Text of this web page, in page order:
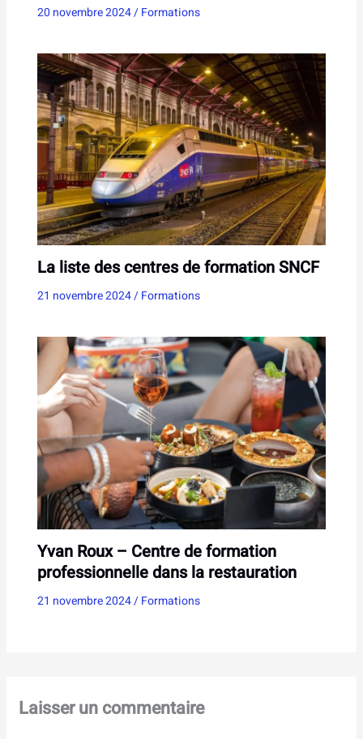
20 novembre 2024/Formations
La liste des centres de formation SNCF
21 novembre 2024/Formations
Yvan Roux – Centre de formation
professionnelle dans la restauration
21 novembre 2024/Formations
Laisser un commentaire